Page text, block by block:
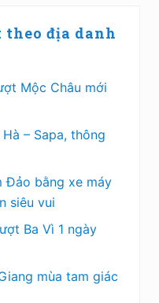
địa danh
Mộc Châu mới
– Sapa, thông
Đảo bằng xe máy
siêu vui
Ba Vì 1 ngày
mùa tam giác